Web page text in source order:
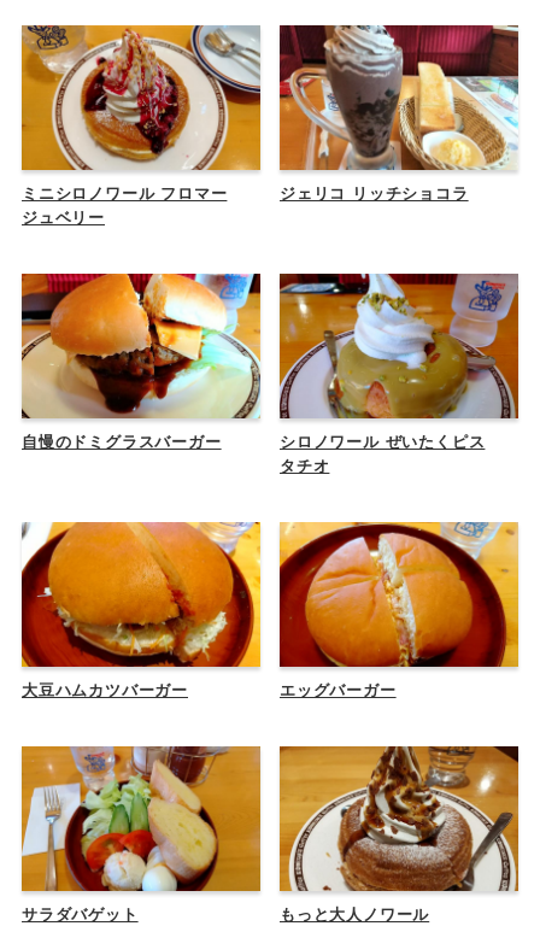
ミニシロノワール フロマー
ジュベリー
ジェリコ リッチショコラ
自慢のドミグラスバーガー
シロノワール ぜいたくピス
タチオ
大豆ハムカツバーガー エッグバーガー
サラダバゲット もっと大人ノワール